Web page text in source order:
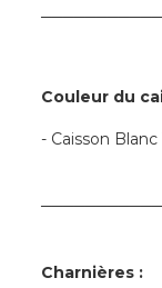
Couleur du
- Caisson
Charnières :